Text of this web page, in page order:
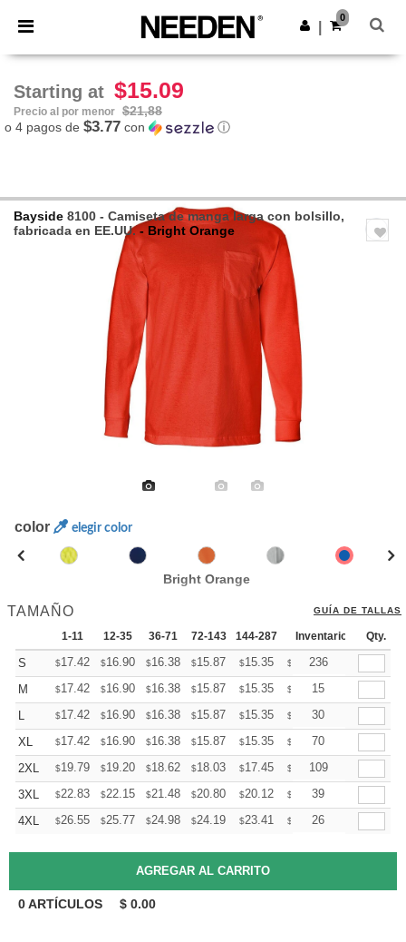
× App de Needen
¡Mejores precios en app!
Descargar app
0
Starting at $15.09
Precio al por menor $21,88
o 4 pagos de $3.77 con ⓘ
Bayside 8100 - Camiseta de manga larga con bolsillo,
fabricada en EE.UU.- Bright Orange
color elegir color
Bright Orange
TAMAÑO GUÍA DE TALLAS
1-11 12-35 36-71 72-143 144-287 288 + Mas
Inventario Qty.
S $17.42 $16.90 $16.38 $15.87 $15.35 $ 15.09
236
M
$17.42 $16.90 $16.38 $15.87 $15.35 $ 15.09
15
L
$17.42 $16.90 $16.38 $15.87 $15.35 $ 15.09
30
XL
$17.42 $16.90 $16.38 $15.87 $15.35 $ 15.09
70
2XL
$19.79 $19.20 $18.62 $18.03 $17.45 $ 17.15
109
3XL
$22.83 $22.15 $21.48 $20.80 $20.12 $ 19.78
39
4XL
$26.55 $25.77 $24.98 $24.19 $23.41 $ 23.01
26
0ARTÍCULOS $ 0.00